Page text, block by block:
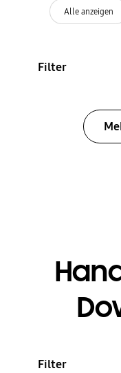
Alle anzeigen
Filter
Filter